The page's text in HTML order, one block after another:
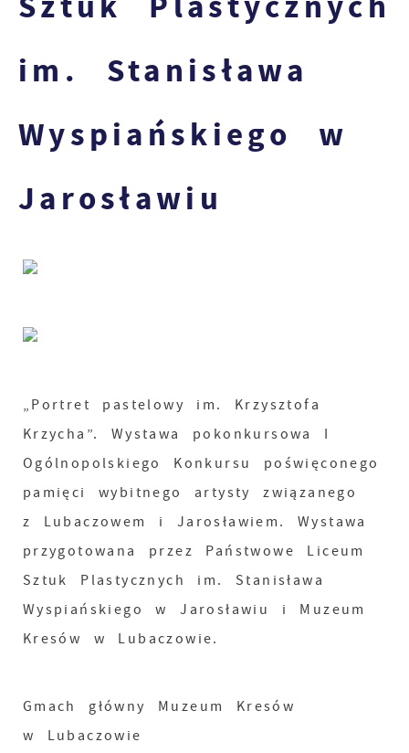
im. Stanisława
Wyspiańskiego w
Jarosławiu
„Portret pastelowy im. Krzysztofa
Krzycha”. Wystawa pokonkursowa I
Ogólnopolskiego Konkursu poświęconego
pamięci wybitnego artysty związanego
z Lubaczowem i Jarosławiem. Wystawa
przygotowana przez Państwowe Liceum
Sztuk Plastycznych im. Stanisława
Wyspiańskiego w Jarosławiu i Muzeum
Kresów w Lubaczowie.
Gmach główny Muzeum Kresów
w Lubaczowie